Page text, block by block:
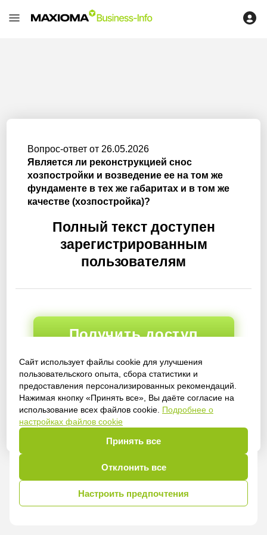
Сайт использует файлы cookie для улучшения
пользовательского опыта, сбора статистики и
предоставления персонализированных рекомендаций.
Нажимая кнопку «Принять все», Вы даёте согласие на
использование всех файлов cookie. Подробнее о
настройках файлов cookie
Принять все
Отклонить все
Настроить предпочтения
Вопрос-ответ от 26.05.2026
Является ли реконструкцией снос
хозпостройки и возведение ее на том же
фундаменте в тех же габаритах и в том же
качестве (хозпостройка)?
Полный текст доступен
зарегистрированным
пользователям
Получить доступ
Войти